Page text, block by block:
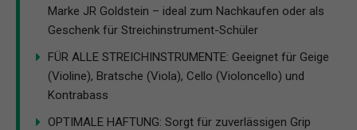
Marke JR Goldstein – ideal zum Nachkaufen oder als
Geschenk für Streichinstrument-Schüler
FÜR ALLE STREICHINSTRUMENTE: Geeignet für Geige
(Violine), Bratsche (Viola), Cello (Violoncello) und
Kontrabass
OPTIMALE HAFTUNG: Sorgt für zuverlässigen Grip